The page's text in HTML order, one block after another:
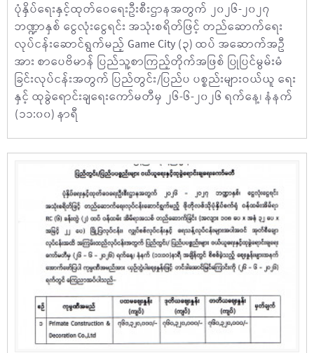
ပုံနှိပ်ရေးနှင့်ထုတ်ဝေရေးဦးစီးဌာနအတွက် ၂၀၂၆-၂၀၂၇
ဘဏ္ဍာနှစ် ငွေလုံးငွေရင်း အသုံးစရိတ်ဖြင့် တည်ဆောက်ရေး
လုပ်ငန်းဆောင်ရွက်မည့် Game City (၃) ထပ် အဆောက်အဦ
အား စာပေဗိမာန် ပြည်သူ့စာကြည့်တိုက်အဖြစ် ပြုပြင်မွမ်းမံ
ခြင်းလုပ်ငန်းအတွက် ပြည်တွင်း/ပြည်ပ ပစ္စည်းများဝယ်ယူ ရေး
နှင့် ထုခွဲရောင်းချရေးကော်မတီမှ ၂၆-၆-၂၀၂၆ ရက်နေ့၊ နံနက်
(၁၁:၀၀) နာရီ